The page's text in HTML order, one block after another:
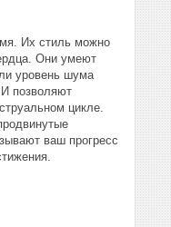
Их стиль можно
Они умеют
уровень шума
позволяют
цикле.
ваш прогресс